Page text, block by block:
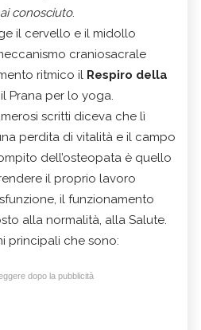
conosciuto.
il cervello e il midollo
craniosacrale
ritmico il Respiro della
Prana per lo yoga.
scritti diceva che lì
perdita di vitalità e il campo
dell’osteopata è quello
il proprio lavoro
il funzionamento
alla normalità, alla Salute.
principali che sono:
dopo la pubblicità